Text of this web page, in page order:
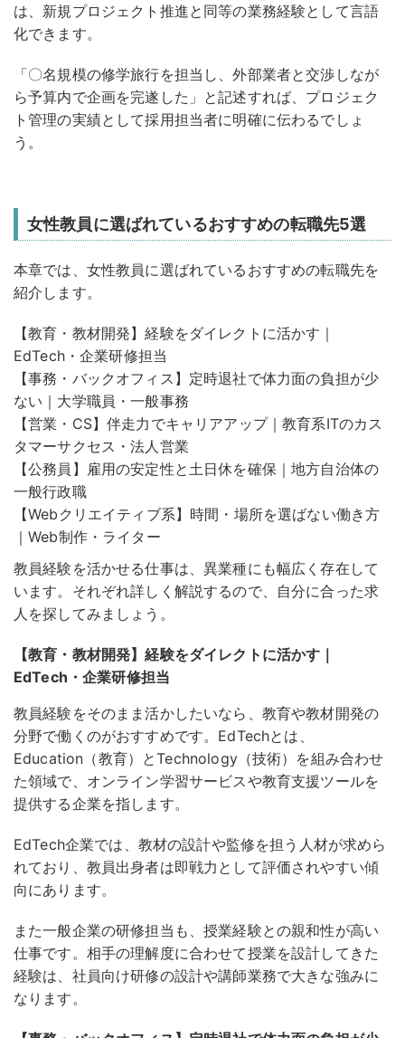
は、新規プロジェクト推進と同等の業務経験として言語
化できます。
「〇名規模の修学旅行を担当し、外部業者と交渉しなが
ら予算内で企画を完遂した」と記述すれば、プロジェク
ト管理の実績として採用担当者に明確に伝わるでしょ
う 。
女性教員に選ばれているおすすめの転職先5選
本章では、女性教員に選ばれているおすすめの転職先を
紹介します。
【教育・教材開発】経験をダイレクトに活かす｜
EdTech・企業研修担当
【事務・バックオフィス】定時退社で体力面の負担が少
ない｜大学職員・一般事務
【営業・CS】伴走力でキャリアアップ｜教育系ITのカス
タマーサクセス・法人営業
【公務員】雇用の安定性と土日休を確保｜地方自治体の
一般行政職
【Webクリエイティブ系】時間・場所を選ばない働き方
｜Web制作・ライター
教員経験を活かせる仕事は、異業種にも幅広く存在して
います。それぞれ詳しく解説するので、自分に合った求
人を探してみましょう。
【教育・教材開発】経験をダイレクトに活かす｜
EdTech・企業研修担当
教員経験をそのまま活かしたいなら、教育や教材開発の
分野で働くのがおすすめです。EdTechとは、
Education（教育）とTechnology（技術）を組み合わせ
た領域で、オンライン学習サービスや教育支援ツールを
提供する企業を指します。
EdTech企業では、教材の設計や監修を担う人材が求めら
れており、教員出身者は即戦力として評価されやすい傾
向にあります。
また一般企業の研修担当も、授業経験との親和性が高い
仕事です。相手の理解度に合わせて授業を設計してきた
経験は、社員向け研修の設計や講師業務で大きな強みに
なります。